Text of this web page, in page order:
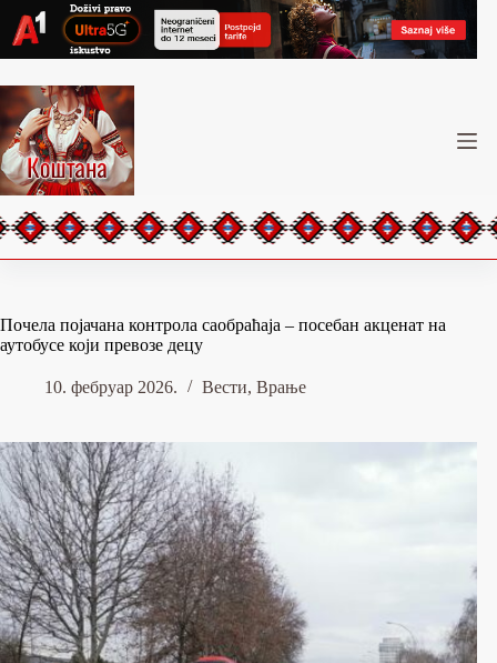
content
Почела појачана контрола саобраћаја – посебан акценат на
аутобусе који превозе децу
10. фебруар 2026. Вести, Врање